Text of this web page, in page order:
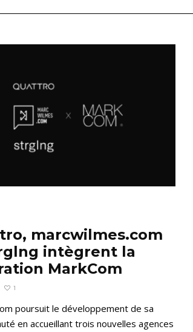
marcwilmes.com
intègrent la
MarkCom
1
poursuit le développement de sa
en accueillant trois nouvelles agences